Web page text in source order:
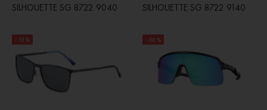
SILHOUETTE SG 8722 9040
SILHOUETTE SG 8722 9140
- 15 % - 30 %